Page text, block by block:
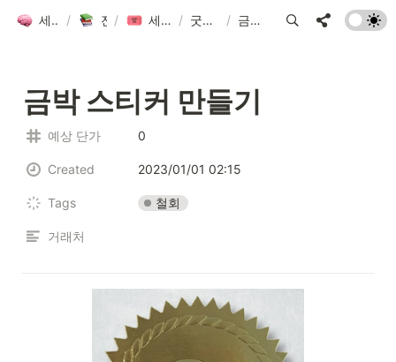
세컨드 브레인 그룹 위키 / 전체 자료 모음/ 세컨드브레인 굿즈 만들기 2023 / 굿즈 project_2023 / 금박 스티커 만들기
금박 스티커 만들기
예상 단가 0
Created 2023/01/01 02:15
Tags 철회
거래처